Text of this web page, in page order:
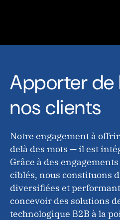
Apporter de
nos clients
Notre engagement à
delà des mots — il est
Grâce à des
ciblés, nous constituons
diversifiées et
concevoir des solutions
technologique B2B à la